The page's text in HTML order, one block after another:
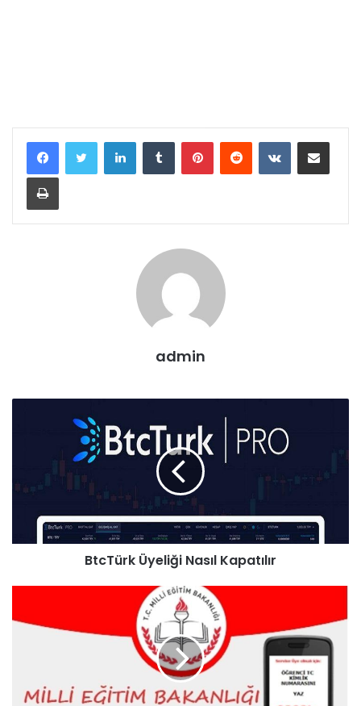
LinkedInTumblr PinterestReddit VKontakteE-Posta ile paylaş
Yazdır
admin
BtcTürk Üyeliği Nasıl Kapatılır